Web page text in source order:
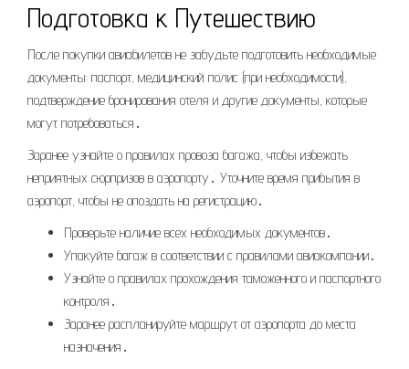
Подготовка к Путешествию
После покупки авиабилетов не забудьте подготовить необходимые
документы: паспорт, медицинский полис (при необходимости),
подтверждение бронирования отеля и другие документы, которые
могут потребоваться․
Заранее узнайте о правилах провоза багажа, чтобы избежать
неприятных сюрпризов в аэропорту․ Уточните время прибытия в
аэропорт, чтобы не опоздать на регистрацию․
Проверьте наличие всех необходимых документов․
Упакуйте багаж в соответствии с правилами авиакомпании․
Узнайте о правилах прохождения таможенного и паспортного
контроля․
Заранее распланируйте маршрут от аэропорта до места
назначения․